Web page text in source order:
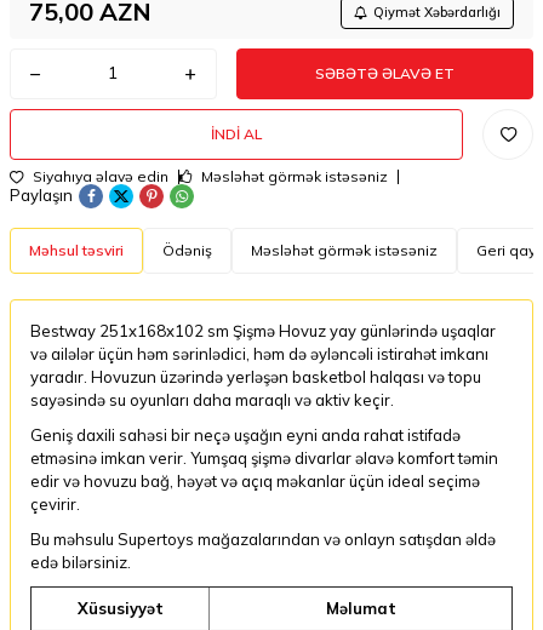
75,00 AZN Qiymət Xəbərdarlığı
SƏBƏTƏ ƏLAVƏ ET
İNDI AL
Siyahıya əlavə edin Məsləhət görmək istəsəniz
Paylaşın
Məhsul təsviri Ödəniş Məsləhət görmək istəsəniz Geri
Bestway 251x168x102 sm Şişmə Hovuz yay günlərində uşaqlar
və ailələr üçün həm sərinlədici, həm də əyləncəli istirahət imkanı
yaradır. Hovuzun üzərində yerləşən basketbol halqası və topu
sayəsində su oyunları daha maraqlı və aktiv keçir.
Geniş daxili sahəsi bir neçə uşağın eyni anda rahat istifadə
etməsinə imkan verir. Yumşaq şişmə divarlar əlavə komfort təmin
edir və hovuzu bağ, həyət və açıq məkanlar üçün ideal seçimə
çevirir.
Bu məhsulu Supertoys mağazalarından və onlayn satışdan əldə
edə bilərsiniz.
Xüsusiyyət Məlumat